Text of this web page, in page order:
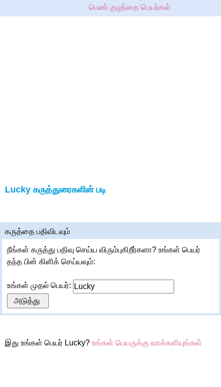
பெண் குழந்தை பெயர்கள்
Lucky கருத்துரைகளின் படி
கருத்தை பதிவிடவும்
நீங்கள் கருத்து பதிவு செய்ய விரும்புகிறீர்களா? உங்கள் பெயர்
தந்த பின் கிளிக் செய்யவும்:
உங்கள் முதல் பெயர்:
இது உங்கள் பெயர் Lucky? உங்கள் பெயருக்கு வாக்களியுங்கள்